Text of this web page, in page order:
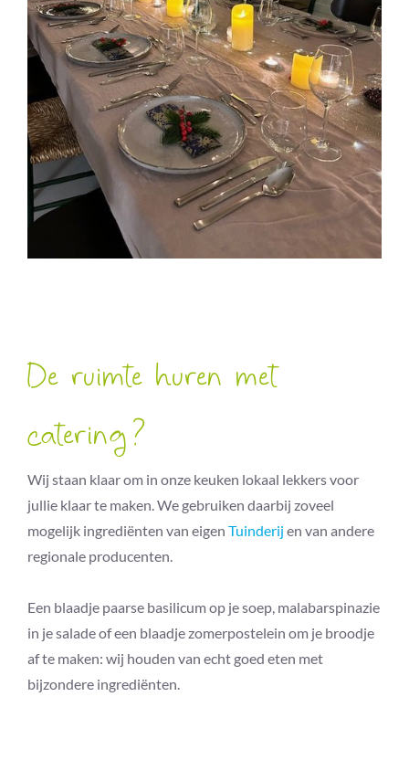
De ruimte huren met
catering?
Wij staan klaar om in onze keuken lokaal lekkers voor
jullie klaar te maken. We gebruiken daarbij zoveel
mogelijk ingrediënten van eigen Tuinderij en van andere
regionale producenten.
Een blaadje paarse basilicum op je soep, malabarspinazie
in je salade of een blaadje zomerpostelein om je broodje
af te maken: wij houden van echt goed eten met
bijzondere ingrediënten.